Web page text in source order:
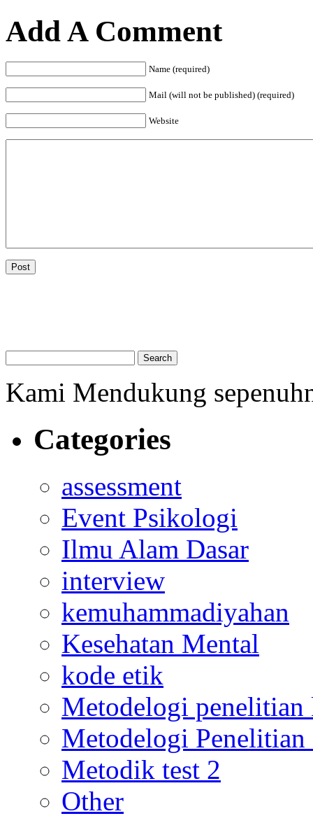
Add A Comment
Name (required)
Mail (will not be published) (required)
Website
Kami Mendukung
Categories
assessment
Event Psikologi
Ilmu Alam Dasar
interview
kemuhammadiyahan
Kesehatan Mental
kode etik
Metodelogi
Metodelogi
Metodik test 2
Other